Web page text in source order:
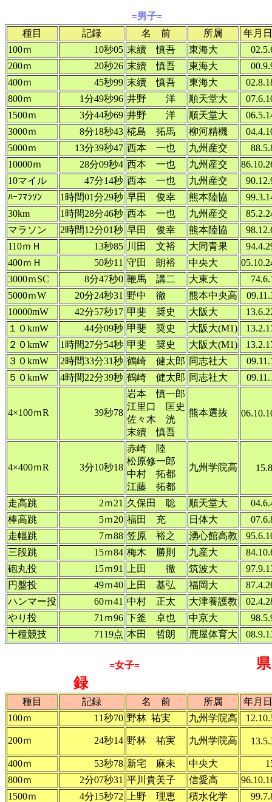
=男子=
種目
記録 名 前 所属
年月日
100ｍ
10秒05 末續 慎吾 東海大
200ｍ
20秒26 末續 慎吾 東海大
400ｍ
45秒99 末續 慎吾 東海大
800ｍ
1分49秒96 井野 洋 順天堂大
1500ｍ
3分44秒69 井野 洋 順天堂大
3000ｍ
8分18秒43 椛島 拓馬 柳河精機
5000ｍ
13分39秒47 西本 一也 九州産交
10000ｍ
28分09秒4 西本 一也 九州産交
10マイル
47分14秒 西本 一也 九州産交
ﾊｰﾌﾏﾗｿﾝ
1時間01分29秒 早田 俊幸 熊本陸協
30km
1時間28分46秒 西本 一也 九州産交
マラソン
2時間12分01秒 早田 俊幸 熊本陸協
110ｍＨ
13秒85 川田 文裕 大同青果
400ｍＨ
50秒11 守田 朗裕 中央大
3000ｍSC
8分47秒0 鞭馬 講二 大東大
5000ｍW
20分24秒31 野中 徹 熊本中央高
10000mW
42分57秒17 甲斐 奨史 大阪大
１０kmW
44分09秒 甲斐 奨史 大阪大(M1)
２０kmW
1時間27分54秒 甲斐 奨史 大阪大(M1)
３０kmW
2時間33分31秒 鶴崎 健太郎 同志社大
５０kmW
4時間22分39秒 鶴崎 健太郎 同志社大
4×100ｍR 39秒78
岩本 慎一郎
江里口 匡史
佐々木 洸
末續 慎吾
熊本選抜
4×400ｍR 3分10秒18
赤崎 陸
松原修一郎
中村 拓都
江藤 拓都
九州学院高
走高跳 2ｍ21 久保田 聡 順天堂大
棒高跳
5ｍ20 福田 充 日体大
走幅跳
7ｍ88 笠原 裕之 湧心館高教
三段跳
15ｍ84 梅木 勝則 九産大
砲丸投
15ｍ91 上田 徹 筑波大
円盤投
49ｍ40 上田 基弘 福岡大
ハンマー投
60ｍ41 中村 正太 大津養護教
やり投
71ｍ96 下釜 卓也 中京大
十種競技
7119点 本田 哲朗 鹿屋体育大
=女子=
録
種目 記録 名 前 所属
年月日
100ｍ
11秒70 野林 祐実 九州学院高
200ｍ 24秒14 野林 祐実 九州学院高
400ｍ 53秒78 新宅 麻未 中央大
800ｍ
2分07秒31 平川貴美子 信愛高
1500ｍ
4分15秒72 上野 理恵 積水化学